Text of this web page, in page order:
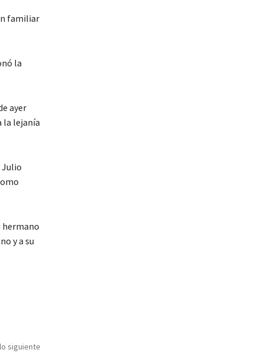
familiar
la
ayer
la lejanía
Julio
hermano
y a su
siguiente